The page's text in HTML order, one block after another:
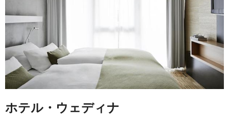
ホテル・ウェディナ